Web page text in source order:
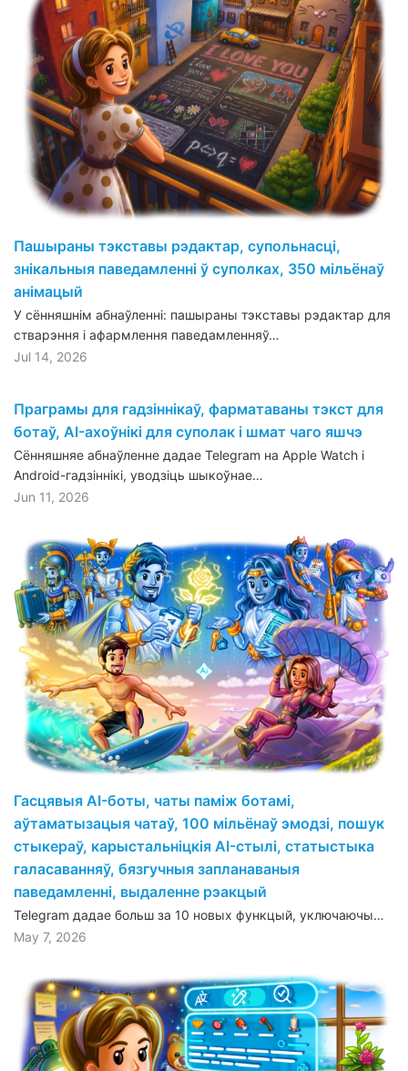
Пашыраны тэкставы рэдактар, супольнасці,
знікальныя паведамленні ў суполках, 350 мільёнаў
анімацый
У сённяшнім абнаўленні: пашыраны тэкставы рэдактар для
стварэння і афармлення паведамленняў…
Jul 14, 2026
Праграмы для гадзіннікаў, фарматаваны тэкст для
ботаў, AI-ахоўнікі для суполак і шмат чаго яшчэ
Сённяшняе абнаўленне дадае Telegram на Apple Watch і
Android-гадзіннікі, уводзіць шыкоўнае…
Jun 11, 2026
Гасцявыя AI-боты, чаты паміж ботамі,
аўтаматызацыя чатаў, 100 мільёнаў эмодзі, пошук
стыкераў, карыстальніцкія AI-стылі, статыстыка
галасаванняў, бязгучныя запланаваныя
паведамленні, выдаленне рэакцый
Telegram дадае больш за 10 новых функцый, уключаючы…
May 7, 2026